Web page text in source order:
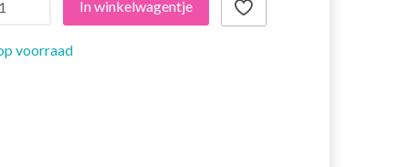
In winkelwagentje
voorraad